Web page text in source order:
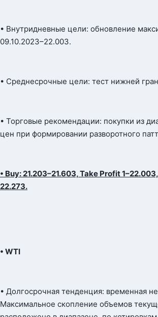
• Внутридневные цели: обновление
09.10.2023–22.003.
• Среднесрочные цели: тест нижней
• Торговые рекомендации: покупки из
цен при формировании разворотного
• Buy: 21.203–21.603, Take Profit
22.273.
• WTI
• Долгосрочная тенденция: временная
Максимальное скопление объемов